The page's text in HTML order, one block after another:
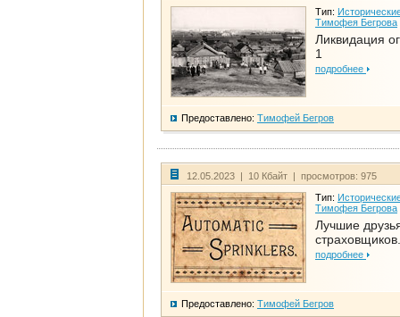
Тип:
Тимофея Бегрова
Ликвидация
1
подробнее
Предоставлено: Тимофей Бегров
12.05.2023 | 10 Кбайт | просмотров: 975
Тип:
Тимофея Бегрова
Лучшие
подробнее
Предоставлено: Тимофей Бегров